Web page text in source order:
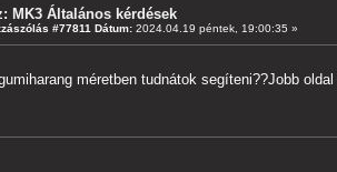
MK3 Általános kérdések
#77811 Dátum: 2024.04.19 péntek, 19:00:35 »
méretben tudnátok segíteni??Jobb